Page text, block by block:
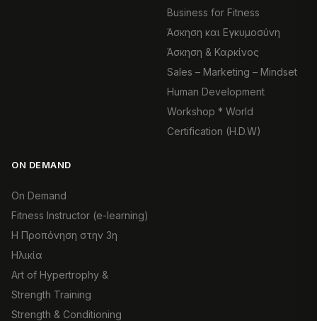
Business for Fitness
Άσκηση και Εγκυμοσύνη
Άσκηση & Καρκίνος
Sales – Marketing – Mindset
Human Development
Workshop * World
Certification (H.D.W)
ON DEMAND
On Demand
Fitness Instructor (e-learning)
Η Προπόνηση στην 3η
Ηλικία
Art of Hypertrophy &
Strength Training
Strength & Conditioning